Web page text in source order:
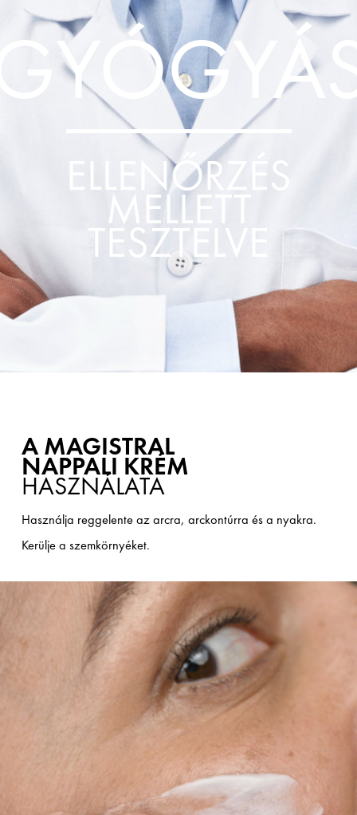
ELLENŐRZÉS
MELLETT
TESZTELVE
A MAGISTRAL
NAPPALI KRÉM
HASZNÁLATA
Használja reggelente az arcra, arckontúrra és a nyakra.
Kerülje a szemkörnyéket.